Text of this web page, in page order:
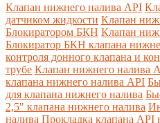
Клапан нижнего налива API
датчиком жидкости Клапан
Блокиратором БКН Клапан
Блокиратор БКН клапана
контроля донного клапана и
трубе Клапан нижнего налива
клапана нижнего налива API
для клапана нижнего налива
2,5" клапана нижнего налива
налива Прокладка клапана API